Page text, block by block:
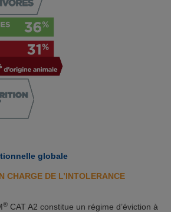
globale
CHARGE DE L’INTOLERANCE
® CAT A2 constitue un régime d’éviction à